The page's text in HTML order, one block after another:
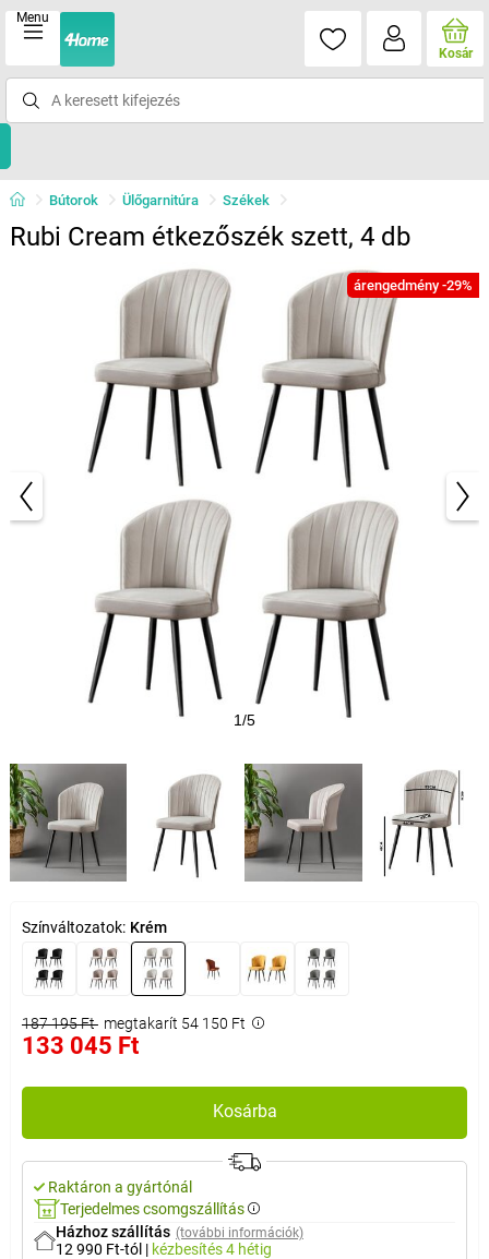
Menu
Kosár
Bútorok Ülőgarnitúra Székek
Rubi Cream étkezőszék szett, 4 db
árengedmény -29%
1/5
Színváltozatok: Krém
187 195 Ft megtakarít 54 150 Ft
133 045 Ft
Kosárba
Raktáron a gyártónál
Terjedelmes csomgszállítás
Házhoz szállítás (további információk)
12 990 Ft-tól | kézbesítés4 hétig